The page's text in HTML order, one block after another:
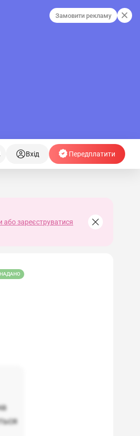
Замовити рекламу
Вхід Передплатити
або зареєструватися
НАДАНО